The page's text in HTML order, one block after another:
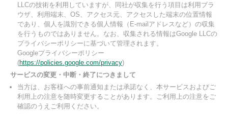
LLCの技術を利用していますが、同社が収集を行う項目は利用ブラ
ウザ、利用端末、OS、アクセス元、アクセスした端末の位置情報
であり、個人を識別できる個人情報（E-mailアドレスなど）の収集
を行うものではありません。なお、収集される情報はGoogle LLCの
プライバシーポリシーに基づいて管理されます。
Googleプライバシーポリシー
(https://policies.google.com/privacy)
サービスの変更・中断・終了につきまして
当方は、お客様への事前通知または承諾なく、本サービスおよびご
利用上の注意を随時変更することがあります。ご利用上の注意をご
確認のうえご利用ください。